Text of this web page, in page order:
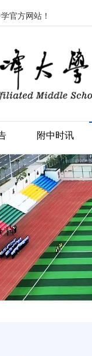
官方网站！
附中时讯